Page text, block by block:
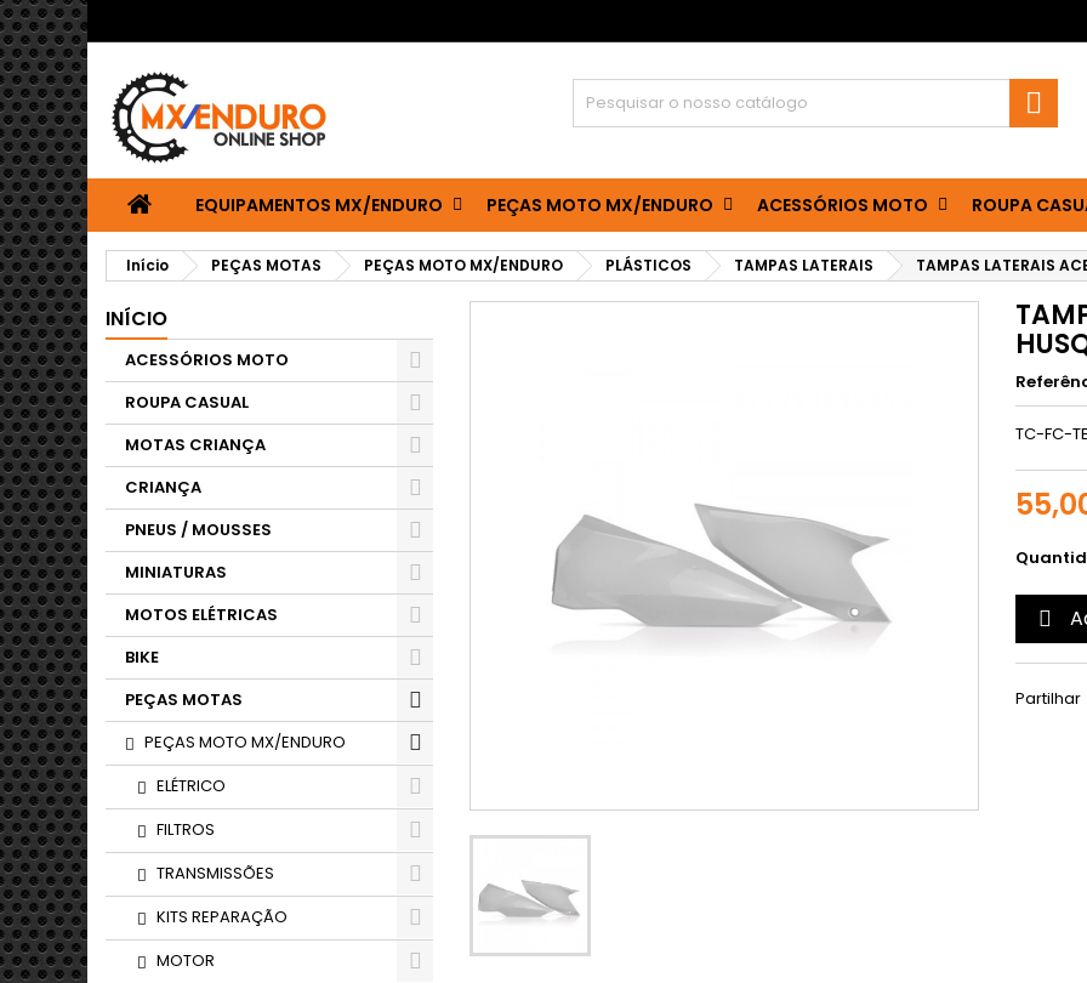

EQUIPAMENTOS MX/ENDURO PEÇAS MOTO MX/ENDURO ACESSÓRIOS MOTO ROUPA
Início PEÇAS MOTAS PEÇAS MOTO MX/ENDURO PLÁSTICOS TAMPAS LATERAIS TAMPAS LATERAIS
INÍCIO
ACESSÓRIOS MOTO
ROUPA CASUAL
MOTAS CRIANÇA
CRIANÇA
PNEUS / MOUSSES
MINIATURAS
MOTOS ELÉTRICAS
BIKE
PEÇAS MOTAS
PEÇAS MOTO MX/ENDURO
ELÉTRICO
FILTROS
TRANSMISSÕES
KITS REPARAÇÃO
MOTOR
TC-FC-

Partilhar